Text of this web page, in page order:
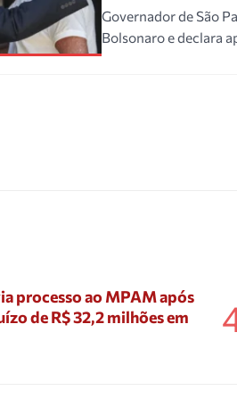
Governador de São
Bolsonaro e declara
processo ao MPAM após
de R$ 32,2 milhões em